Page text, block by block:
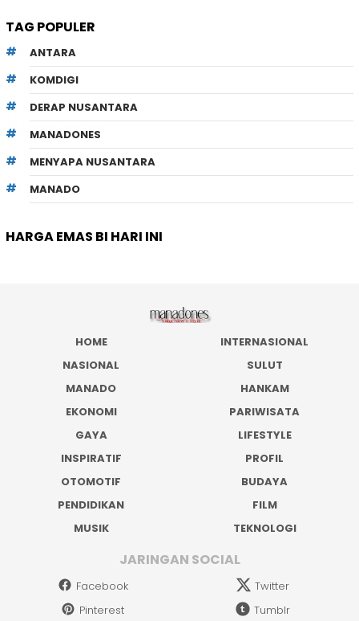
TAG POPULER
ANTARA
KOMDIGI
DERAP NUSANTARA
MANADONES
MENYAPA NUSANTARA
MANADO
HARGA EMAS BI HARI INI
HOME
INTERNASIONAL
NASIONAL
SULUT
MANADO
HANKAM
EKONOMI
PARIWISATA
GAYA
LIFESTYLE
INSPIRATIF
PROFIL
OTOMOTIF
BUDAYA
PENDIDIKAN
FILM
MUSIK
TEKNOLOGI
JARINGAN SOCIAL
Facebook
Twitter
Pinterest
Tumblr